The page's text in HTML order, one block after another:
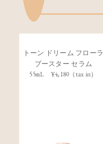
トーン ドリーム フローラ
ブースター セラム
55mL ¥4,180（tax in）